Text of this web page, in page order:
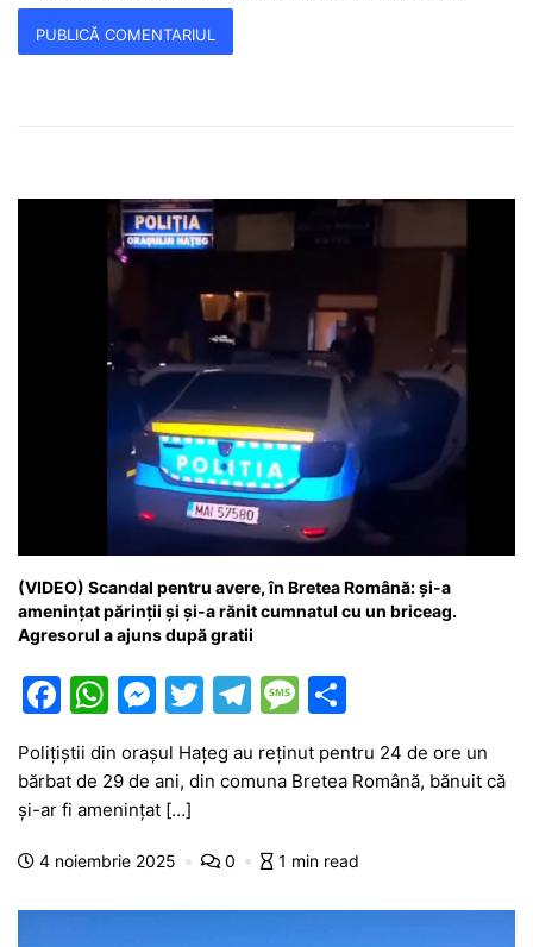
(VIDEO) Scandal pentru avere, în Bretea Română: și-a
amenințat părinții și și-a rănit cumnatul cu un briceag.
Agresorul a ajuns după gratii
F
a
c
e
b
o
o
W
at
s
A
p
p
M
s
s
e
g
T
itt
T
e
a
m
M
s
a
e
ta
a
ă
Polițiștii din orașul Hațeg au reținut pentru 24 de ore un
bărbat de 29 de ani, din comuna Bretea Română, bănuit că
și-ar fi amenințat […]
4 noiembrie 2025 0 1 min read